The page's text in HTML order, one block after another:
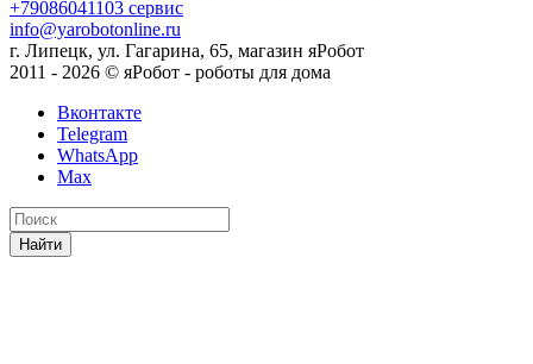
+79086041103 сервис
info@yarobotonline.ru
г. Липецк, ул. Гагарина, 65, магазин яРобот
2011 - 2026 © яРобот - роботы для дома
Вконтакте
Telegram
WhatsApp
Max
Найти